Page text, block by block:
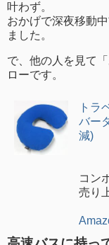
叶わず。
おかげで深夜移動
ました。
で、他の人を見て
ローです。
トラ
バー
減)
コン
売り